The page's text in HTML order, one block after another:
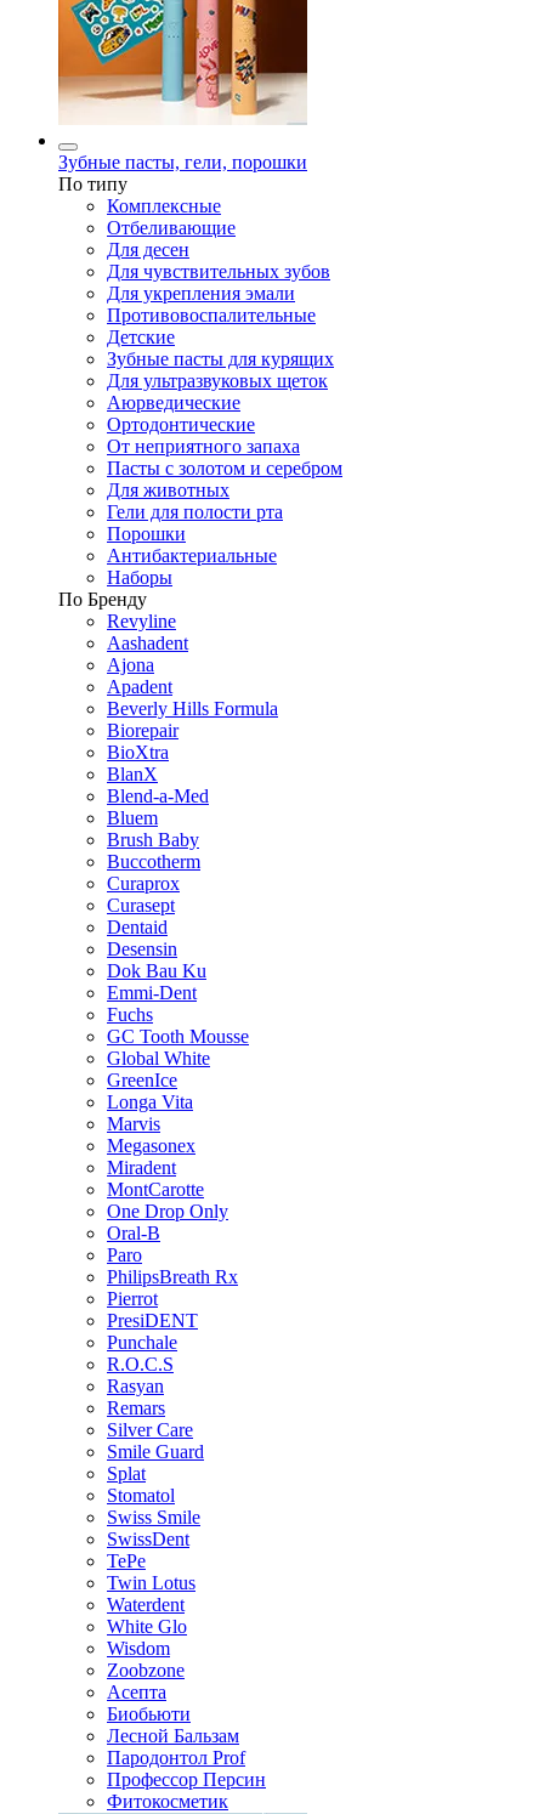
Зубные пасты, гели, порошки
По типу
Комплексные
Отбеливающие
Для десен
Для чувствительных зубов
Для укрепления эмали
Противовоспалительные
Детские
Зубные пасты для курящих
Для ультразвуковых щеток
Аюрведические
Ортодонтические
От неприятного запаха
Пасты с золотом и серебром
Для животных
Гели для полости рта
Порошки
Антибактериальные
Наборы
По Бренду
Revyline
Aashadent
Ajona
Apadent
Beverly Hills Formula
Biorepair
BioXtra
BlanX
Blend-a-Med
Bluem
Brush Baby
Buccotherm
Curaprox
Curasept
Dentaid
Desensin
Dok Bau Ku
Emmi-Dent
Fuchs
GC Tooth Mousse
Global White
GreenIce
Longa Vita
Marvis
Megasonex
Miradent
MontCarotte
One Drop Only
Oral-B
Paro
PhilipsBreath Rx
Pierrot
PresiDENT
Punchale
R.O.C.S
Rasyan
Remars
Silver Care
Smile Guard
Splat
Stomatol
Swiss Smile
SwissDent
TePe
Twin Lotus
Waterdent
White Glo
Wisdom
Zoobzone
Асепта
Биобьюти
Лесной Бальзам
Пародонтол Prof
Профессор Персин
Фитокосметик